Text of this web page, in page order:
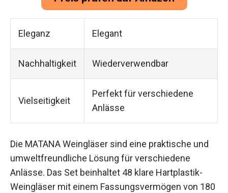
Eleganz Elegant
Nachhaltigkeit Wiederverwendbar
Vielseitigkeit
Perfekt für verschiedene
Anlässe
Die MATANA Weingläser sind eine praktische und
umweltfreundliche Lösung für verschiedene
Anlässe. Das Set beinhaltet 48 klare Hartplastik-
Weingläser mit einem Fassungsvermögen von 180